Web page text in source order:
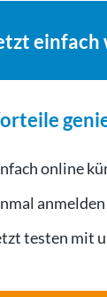
einfach
online
testen mit